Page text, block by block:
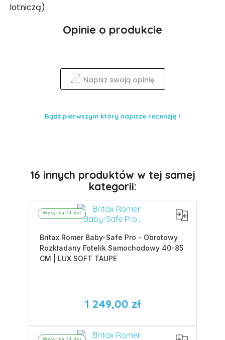
lotniczą)
16 innych produktów w tej samej
kategorii:
Wysyłka 14 dni
Britax Romer Baby-Safe Pro - Obrotowy
Rozkładany Fotelik Samochodowy 40-85
CM | LUX SOFT TAUPE
1 249,00 zł
Wysyłka 14 dni
Opinie o produkcie
Napisz swoją opinię
Bądź pierwszym który napisze recenzję !